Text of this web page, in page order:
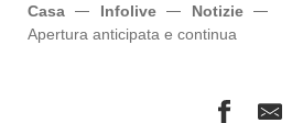
Casa Infolive
Notizie
Apertura anticipata e continua